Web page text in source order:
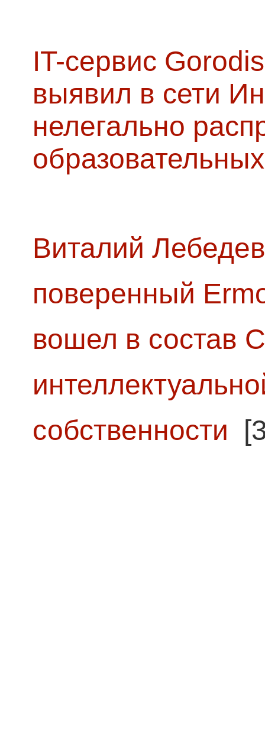
IT-сервис
выявил в сети
нелегально
Виталий
поверенный
вошел в состав
собственности